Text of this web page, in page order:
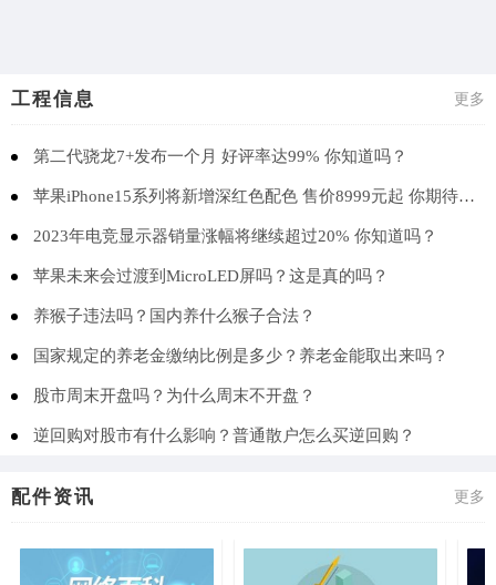
工程信息 更多
第二代骁龙7+发布一个月 好评率达99% 你知道吗？
苹果iPhone15系列将新增深红色配色 售价8999元起 你期待吗？
2023年电竞显示器销量涨幅将继续超过20% 你知道吗？
苹果未来会过渡到MicroLED屏吗？这是真的吗？
养猴子违法吗？国内养什么猴子合法？
国家规定的养老金缴纳比例是多少？养老金能取出来吗？
股市周末开盘吗？为什么周末不开盘？
逆回购对股市有什么影响？普通散户怎么买逆回购？
配件资讯 更多